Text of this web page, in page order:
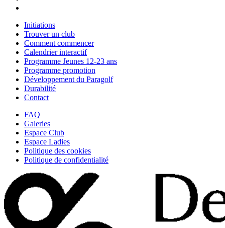
Initiations
Trouver un club
Comment commencer
Calendrier interactif
Programme Jeunes 12-23 ans
Programme promotion
Développement du Paragolf
Durabilité
Contact
FAQ
Galeries
Espace Club
Espace Ladies
Politique des cookies
Politique de confidentialité